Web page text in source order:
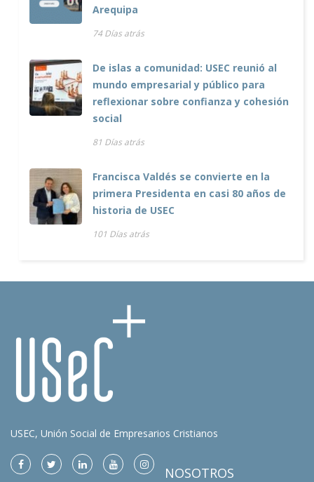
Arequipa
74 Días atrás
De islas a comunidad: USEC reunió al
mundo empresarial y público para
reflexionar sobre confianza y cohesión
social
81 Días atrás
Francisca Valdés se convierte en la
primera Presidenta en casi 80 años de
historia de USEC
101 Días atrás
USEC, Unión Social de Empresarios Cristianos
NOSOTROS